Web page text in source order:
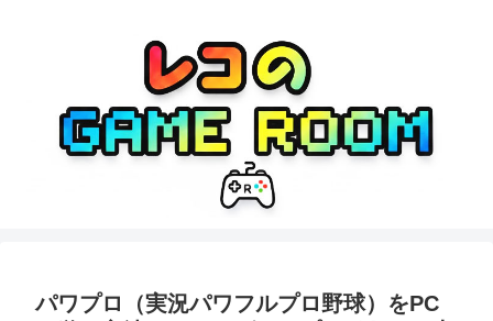
パワプロ（実況パワフルプロ野球）をPC